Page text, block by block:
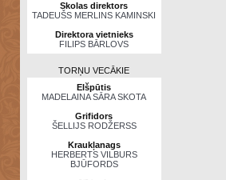
Skolas direktors
TADEUŠS MERLINS KAMINSKI
Direktora vietnieks
FILIPS BĀRLOVS
TORŅU VECĀKIE
Elšpūtis
MADELAINA SĀRA SKOTA
Grifidors
ŠELLIJS RODŽERSS
Kraukļanags
HERBERTS VILBURS
BJŪFORDS